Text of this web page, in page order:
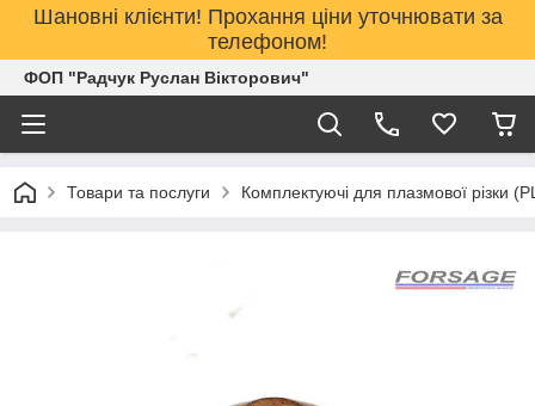
Шановні клієнти! Прохання ціни уточнювати за
телефоном!
ФОП "Радчук Руслан Вікторович"
Товари та послуги Комплектуючі для плазмової різки